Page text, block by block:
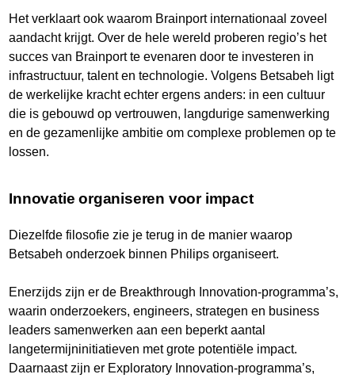
Het verklaart ook waarom Brainport internationaal zoveel
aandacht krijgt. Over de hele wereld proberen regio’s het
succes van Brainport te evenaren door te investeren in
infrastructuur, talent en technologie. Volgens Betsabeh ligt
de werkelijke kracht echter ergens anders: in een cultuur
die is gebouwd op vertrouwen, langdurige samenwerking
en de gezamenlijke ambitie om complexe problemen op te
lossen.
Innovatie organiseren voor impact
Diezelfde filosofie zie je terug in de manier waarop
Betsabeh onderzoek binnen Philips organiseert.
Enerzijds zijn er de Breakthrough Innovation-programma’s,
waarin onderzoekers, engineers, strategen en business
leaders samenwerken aan een beperkt aantal
langetermijninitiatieven met grote potentiële impact.
Daarnaast zijn er Exploratory Innovation-programma’s,